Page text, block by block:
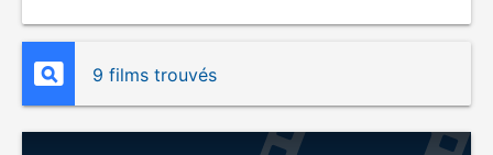
9 films trouvés